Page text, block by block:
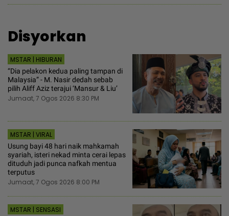
Disyorkan
MSTAR | HIBURAN
“Dia pelakon kedua paling tampan di
Malaysia” - M. Nasir dedah sebab
pilih Aliff Aziz terajui ‘Mansur & Liu’
Jumaat, 7 Ogos 2026 8:30 PM
MSTAR | VIRAL
Usung bayi 48 hari naik mahkamah
syariah, isteri nekad minta cerai lepas
dituduh jadi punca nafkah mentua
terputus
Jumaat, 7 Ogos 2026 8:00 PM
MSTAR | SENSASI